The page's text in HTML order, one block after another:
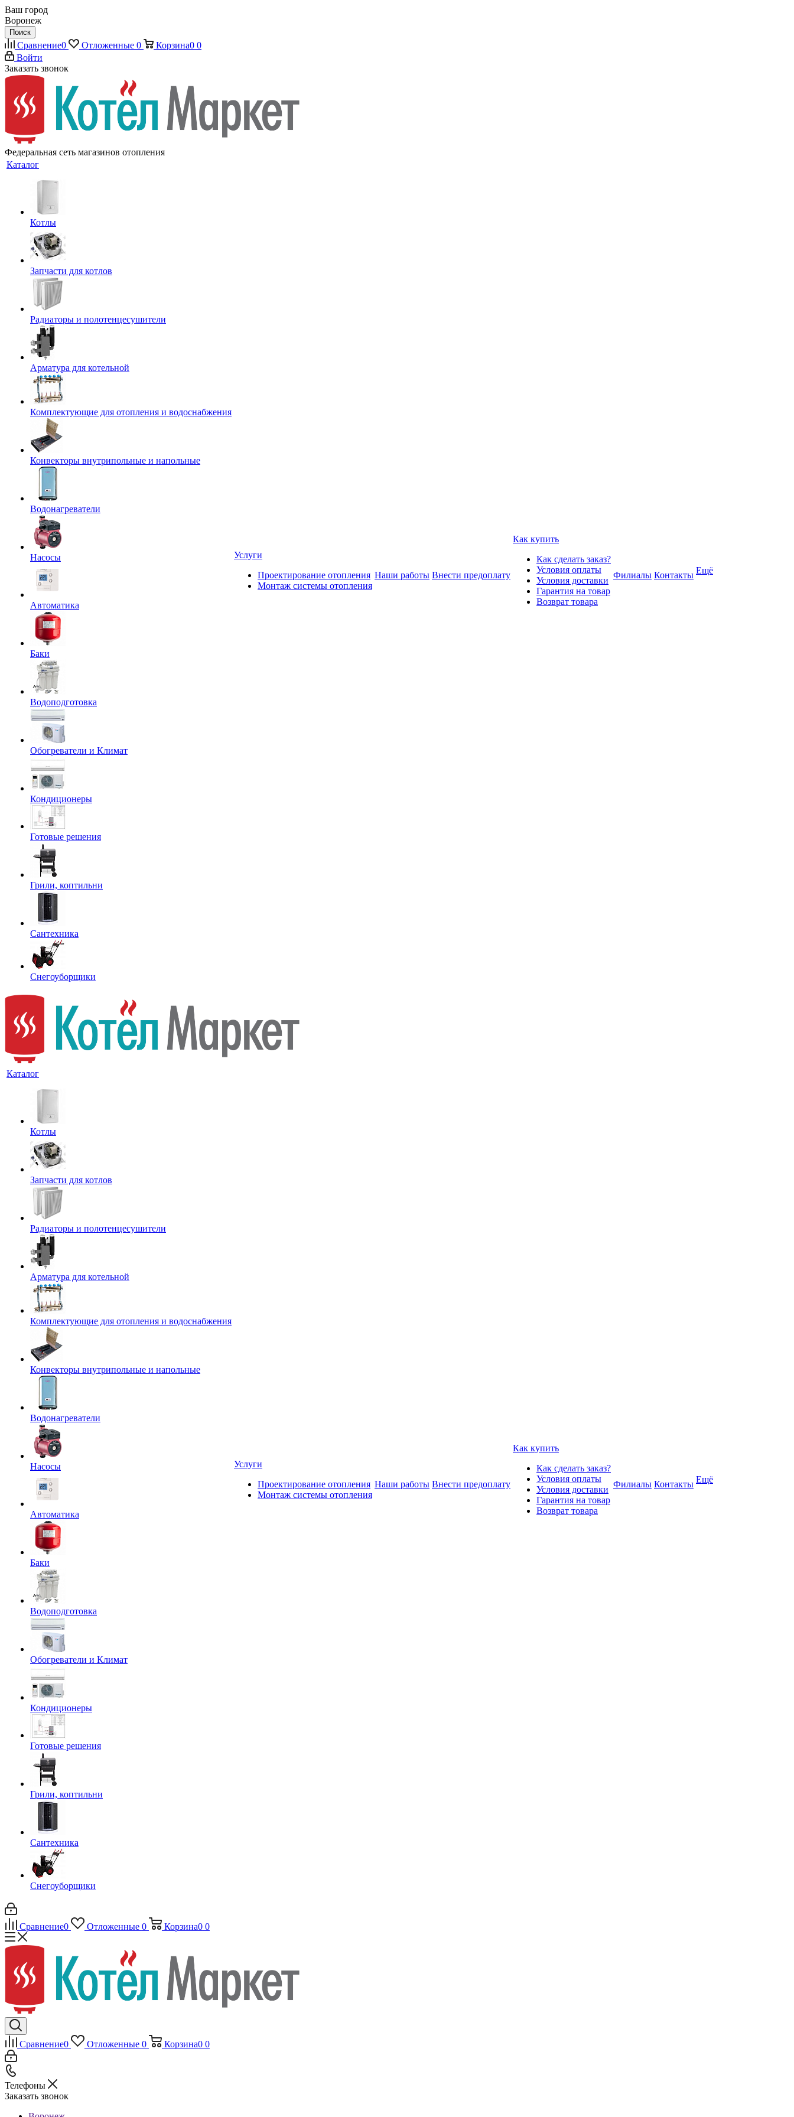
Ваш город
Воронеж
Поиск
Сравнение0 Отложенные 0 Корзина0 0
Войти
Заказать звонок
Федеральная сеть магазинов отопления
Каталог
Котлы
Запчасти для котлов
Радиаторы и полотенцесушители
Арматура для котельной
Комплектующие для отопления и водоснабжения
Конвекторы внутрипольные и напольные
Водонагреватели
Насосы
Автоматика
Баки
Водоподготовка
Обогреватели и Климат
Кондиционеры
Готовые решения
Грили, коптильни
Сантехника
Снегоуборщики
Услуги
Проектирование отопления
Монтаж системы отопления
Наши работы Внести предоплату
Как купить
Как сделать заказ?
Условия оплаты
Условия доставки
Гарантия на товар
Возврат товара
Филиалы Контакты Ещё
Каталог
Котлы
Запчасти для котлов
Радиаторы и полотенцесушители
Арматура для котельной
Комплектующие для отопления и водоснабжения
Конвекторы внутрипольные и напольные
Водонагреватели
Насосы
Автоматика
Баки
Водоподготовка
Обогреватели и Климат
Кондиционеры
Готовые решения
Грили, коптильни
Сантехника
Снегоуборщики
Услуги
Проектирование отопления
Монтаж системы отопления
Наши работы Внести предоплату
Как купить
Как сделать заказ?
Условия оплаты
Условия доставки
Гарантия на товар
Возврат товара
Филиалы Контакты Ещё
Сравнение0 Отложенные 0 Корзина0 0
Сравнение0 Отложенные 0 Корзина0 0
Телефоны
Заказать звонок